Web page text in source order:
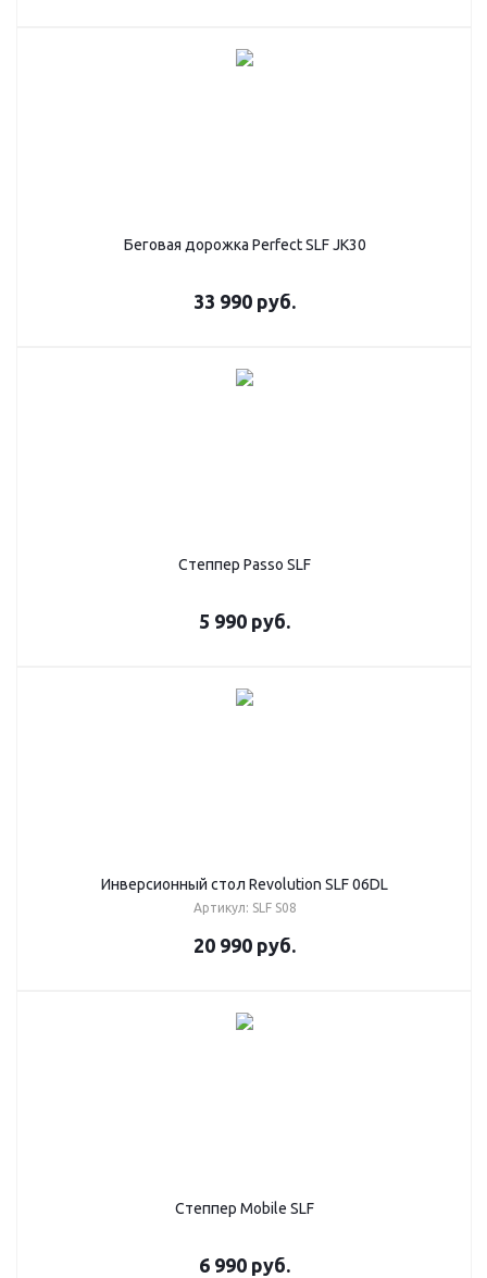
Беговая дорожка Perfect SLF JK30
33 990 руб.
Степпер Passo SLF
5 990 руб.
Инверсионный стол Revolution SLF 06DL
Артикул: SLF S08
20 990 руб.
Степпер Mobile SLF
6 990 руб.